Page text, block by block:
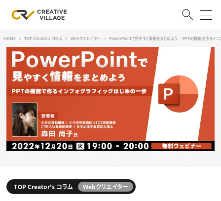
ログイン 会員登録
クリエイター求人を探す
CREATIVE JOB求人検索
特集求人
採用説明会
スキルアップしたい！
HOME TOP Creator's コラム Webクリエイター PowerPointで見やすく情報をまとめよう ～PPTの機能で作るイン
TOP Creator's コラム Webクリエイター